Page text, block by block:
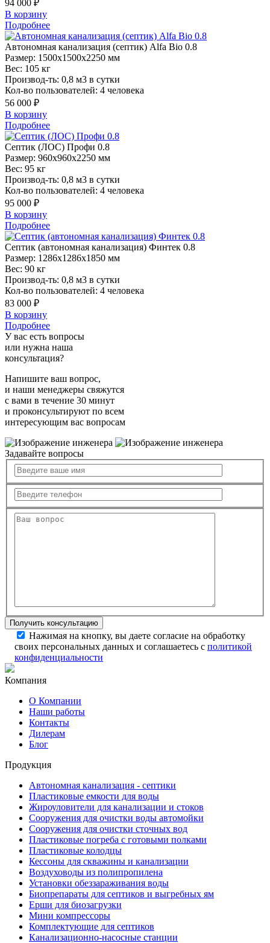
94 000 ₽
В корзину
Подробнее
Автономная канализация (септик) Alfa Bio 0.8
Размер: 1500x1500x2250 мм
Вес: 105 кг
Производ-ть: 0,8 м3 в сутки
Кол-во пользователей: 4 человека
56 000 ₽
В корзину
Подробнее
Септик (ЛОС) Профи 0.8
Размер: 960x960x2250 мм
Вес: 95 кг
Производ-ть: 0,8 м3 в сутки
Кол-во пользователей: 4 человека
95 000 ₽
В корзину
Подробнее
Септик (автономная канализация) Финтек 0.8
Размер: 1286x1286x1850 мм
Вес: 90 кг
Производ-ть: 0,8 м3 в сутки
Кол-во пользователей: 4 человека
83 000 ₽
В корзину
Подробнее
У вас есть вопросы
или нужна наша
консультация?
Напишите ваш вопрос,
и наши менеджеры свяжутся
с вами в течение 30 минут
и проконсультируют по всем
интересующим вас вопросам
Задавайте вопросы
Нажимая на кнопку, вы даете согласие на обработку
своих персональных данных и соглашаетесь с политикой
конфиденциальности
Компания
О Компании
Наши работы
Контакты
Дилерам
Блог
Продукция
Автономная канализация - септики
Пластиковые емкости для воды
Жироуловители для канализации и стоков
Сооружения для очистки воды автомойки
Сооружения для очистки сточных вод
Пластиковые погреба с готовыми полками
Пластиковые колодцы
Кессоны для скважины и канализации
Воздуховоды из полипропилена
Установки обеззараживания воды
Биопрепараты для септиков и выгребных ям
Ерши для биозагрузки
Мини компрессоры
Комплектующие для септиков
Канализационно-насосные станции